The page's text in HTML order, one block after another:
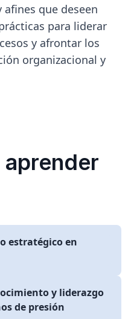
que deseen
para liderar
y afrontar los
organizacional y
aprender
estratégico en
efectivo en entornos
y liderazgo
de presión